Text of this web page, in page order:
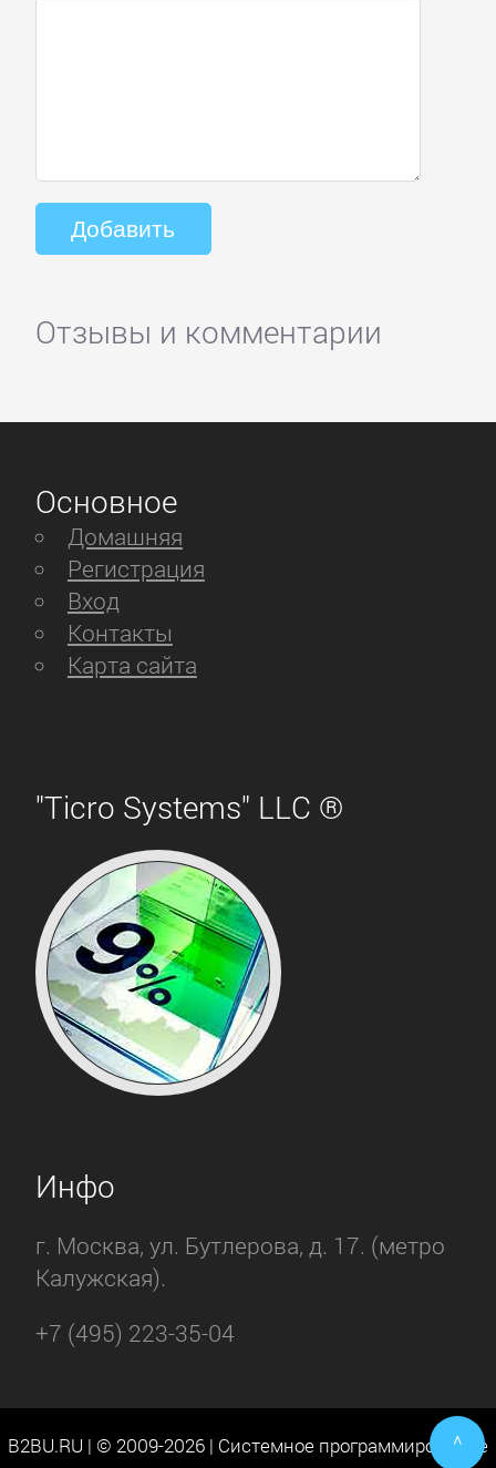
Отзывы и комментарии
Основное
Домашняя
Регистрация
Вход
Контакты
Карта сайта
"Ticro Systems" LLC ®
Инфо
г. Москва, ул. Бутлерова, д. 17. (метро
Калужская).
+7 (495) 223-35-04
B2BU.RU | © 2009-2026 | Системное программирование
^